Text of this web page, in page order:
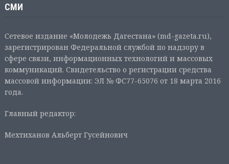
СМИ
Сетевое издание «Молодежь Дагестана» (md-gazeta.ru),
зарегистрирован Федеральной службой по надзору в
сфере связи, информационных технологий и массовых
коммуникаций. Свидетельство о регистрации средства
массовой информации: ЭЛ № ФС77-65076 от 18 марта 2016
года.
Главный редактор:
Мехтиханов Альберт Гусейнович